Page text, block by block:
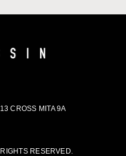
CROSS MITA 9A
RESERVED.